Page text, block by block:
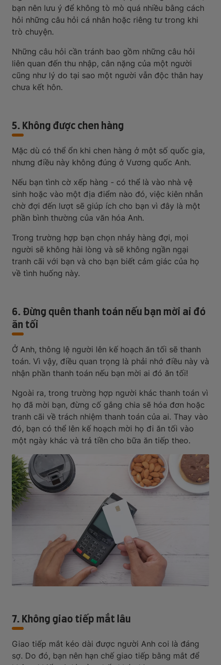
bạn nên lưu ý để không tò mò quá nhiều bằng cách
hỏi những câu hỏi cá nhân hoặc riêng tư trong khi
trò chuyện.
Những câu hỏi cần tránh bao gồm những câu hỏi
liên quan đến thu nhập, cân nặng của một người
cũng như lý do tại sao một người vẫn độc thân hay
chưa kết hôn.
5. Không được chen hàng
Mặc dù có thể ổn khi chen hàng ở một số quốc gia,
nhưng điều này không đúng ở Vương quốc Anh.
Nếu bạn tình cờ xếp hàng - có thể là vào nhà vệ
sinh hoặc vào một địa điểm nào đó, việc kiên nhẫn
chờ đợi đến lượt sẽ giúp ích cho bạn vì đây là một
phần bình thường của văn hóa Anh.
Trong trường hợp bạn chọn nhảy hàng đợi, mọi
người sẽ không hài lòng và sẽ không ngần ngại
tranh cãi với bạn và cho bạn biết cảm giác của họ
về tình huống này.
6. Đừng quên thanh toán nếu bạn mời ai đó
ăn tối
Ở Anh, thông lệ người lên kế hoạch ăn tối sẽ thanh
toán. Vì vậy, điều quan trọng là phải nhớ điều này và
nhận phần thanh toán nếu bạn mời ai đó ăn tối!
Ngoài ra, trong trường hợp người khác thanh toán vì
họ đã mời bạn, đừng cố gắng chia sẽ hóa đơn hoặc
tranh cãi về trách nhiệm thanh toán của ai. Thay vào
đó, bạn có thể lên kế hoạch mời họ đi ăn tối vào
một ngày khác và trả tiền cho bữa ăn tiếp theo.
7. Không giao tiếp mắt lâu
Giao tiếp mắt kéo dài được người Anh coi là đáng
sợ. Do đó, bạn nên hạn chế giao tiếp bằng mắt để